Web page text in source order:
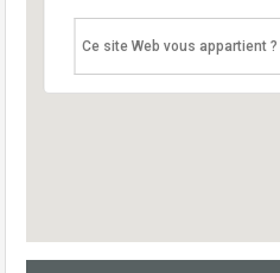
Ce site Web vous appartient ?